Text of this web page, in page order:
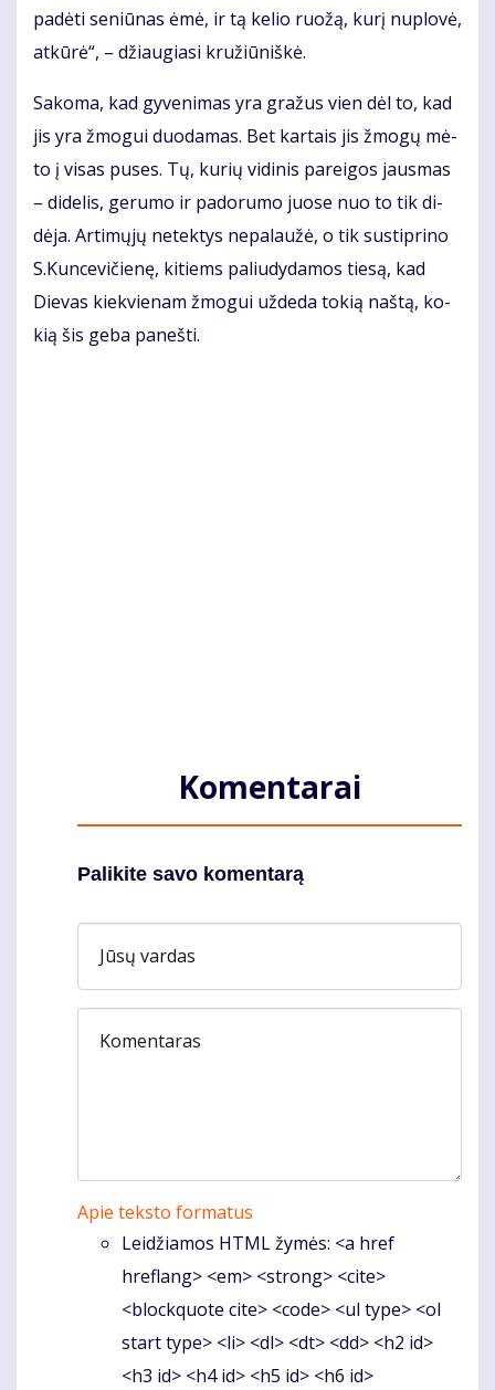
pa­dė­ti se­niū­nas ėmė, ir tą ke­lio ruo­žą, ku­rį nu­plo­vė,
at­kū­rė“, – džiau­gia­si kru­žiū­niš­kė.
Sa­ko­ma, kad gy­ve­ni­mas yra gra­žus vien dėl to, kad
jis yra žmo­gui duo­da­mas. Bet kar­tais jis žmo­gų mė­
to į vi­sas pu­ses. Tų, ku­rių vi­di­nis pa­rei­gos jaus­mas
– di­de­lis, ge­ru­mo ir pa­do­ru­mo juo­se nuo to tik di­
dė­ja. Ar­ti­mų­jų ne­tek­tys ne­pa­lau­žė, o tik su­stip­ri­no
S.Kun­ce­vi­čie­nę, ki­tiems pa­liu­dy­da­mos tie­są, kad
Die­vas kiek­vie­nam žmo­gui už­de­da to­kią naš­tą, ko­
kią šis ge­ba pa­neš­ti.
Komentarai
Palikite savo komentarą
Jūsų vardas
Komentaras
Apie teksto formatus
Leidžiamos HTML žymės: <a href
hreflang> <em> <strong> <cite>
<blockquote cite> <code> <ul type> <ol
start type> <li> <dl> <dt> <dd> <h2 id>
<h3 id> <h4 id> <h5 id> <h6 id>